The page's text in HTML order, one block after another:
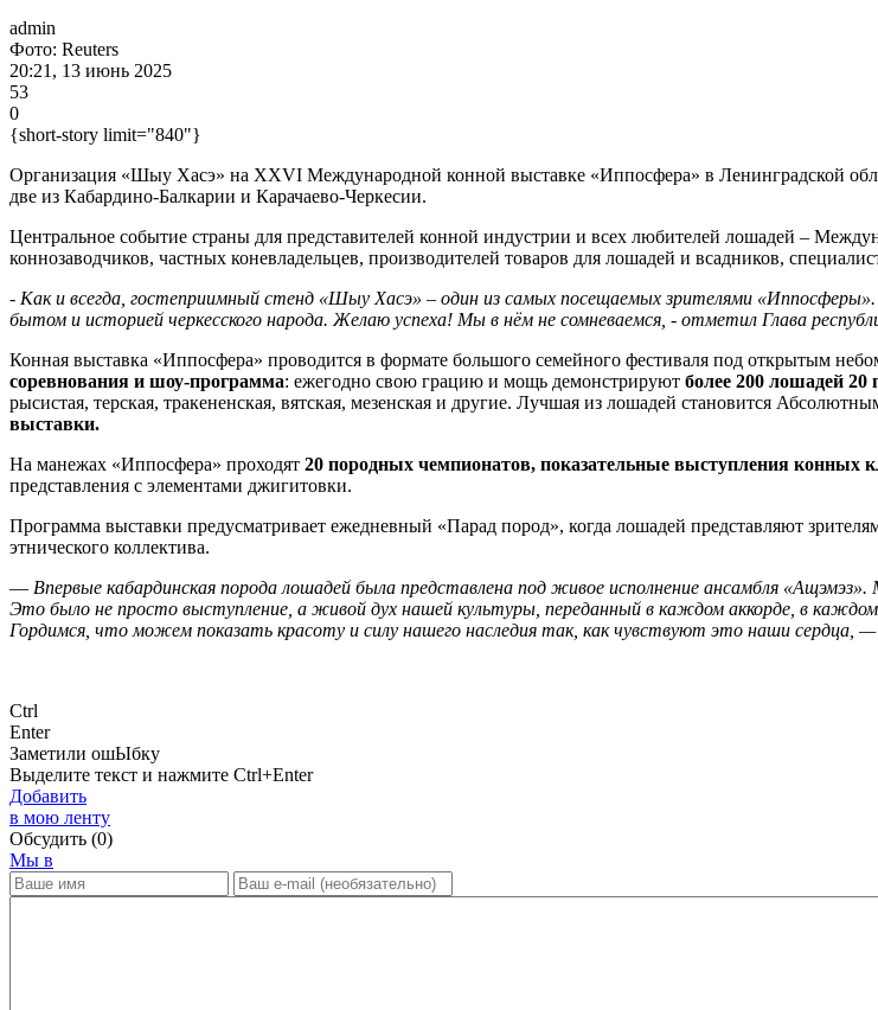
admin
Фото: Reuters
20:21, 13 июнь 2025
53
0
{short-story limit="840"}
Организация «Шыу Хасэ» на XXVI Международной конной выставке «Иппосфера» в Ленинградской
две из Кабардино-Балкарии и Карачаево-Черкесии.
Центральное событие страны для представителей конной индустрии и всех любителей лошадей –
коннозаводчиков, частных коневладельцев, производителей товаров для лошадей и всадников,
- Как и всегда, гостеприимный стенд «Шыу Хасэ» – один из самых посещаемых зрителями
бытом и историей черкесского народа. Желаю успеха! Мы в нём не сомневаемся, - отметил Глава
Конная выставка «Иппосфера» проводится в формате большого семейного фестиваля под открытым
соревнования и шоу-программа: ежегодно свою грацию и мощь демонстрируют более 200 лошадей 20
рысистая, терская, тракененская, вятская, мезенская и другие. Лучшая из лошадей становится
выставки.
На манежах «Иппосфера» проходят 20 породных чемпионатов, показательные выступления конных
представления с элементами джигитовки.
Программа выставки предусматривает ежедневный «Парад пород», когда лошадей представляют
этнического коллектива.
— Впервые кабардинская порода лошадей была представлена под живое исполнение ансамбля
Это было не просто выступление, а живой дух нашей культуры, переданный в каждом аккорде, в
Гордимся, что можем показать красоту и силу нашего наследия так, как чувствуют это наши сердца, —
Ctrl
Enter
Заметили ошЫбку
Выделите текст и нажмите Ctrl+Enter
Добавить
в мою ленту
Обсудить (0)
Мы в